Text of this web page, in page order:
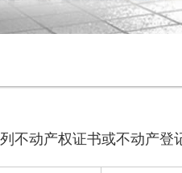
不动产权证书或不动产